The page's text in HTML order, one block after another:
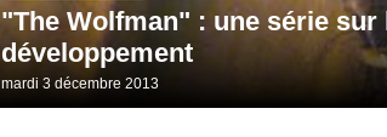
"The Wolfman" : une série
développement
mardi 3 décembre 2013